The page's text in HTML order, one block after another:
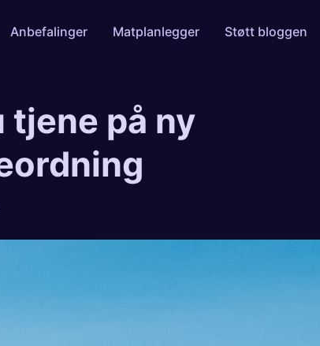
Anbefalinger Matplanlegger Støtt bloggen
tjene på ny